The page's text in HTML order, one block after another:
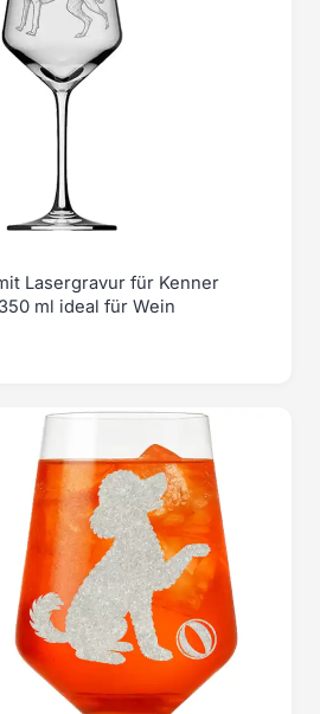
Lasergravur für Kenner
ml ideal für Wein